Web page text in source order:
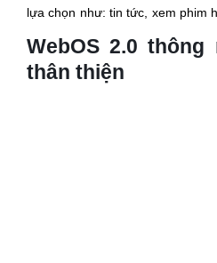
lựa chọn như: tin tức, xem phim
WebOS 2.0 thông
thân thiện